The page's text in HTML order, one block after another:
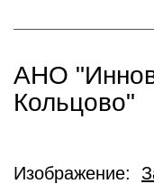
АНО
Кольцово"
Изображение: